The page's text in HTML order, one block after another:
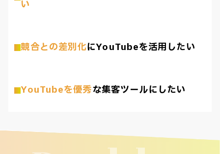
い
競合との差別化にYouTubeを活用したい
YouTubeを優秀な集客ツールにしたい